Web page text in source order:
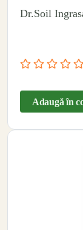
Dr.Soil
Adaugă în